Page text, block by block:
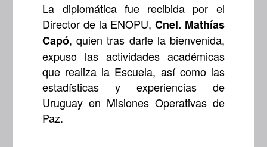
La diplomática fue recibida por el
Director de la ENOPU, Cnel. Mathías
Capó, quien tras darle la bienvenida,
expuso las actividades académicas
que realiza la Escuela, así como las
estadísticas y experiencias de
Uruguay en Misiones Operativas de
Paz.